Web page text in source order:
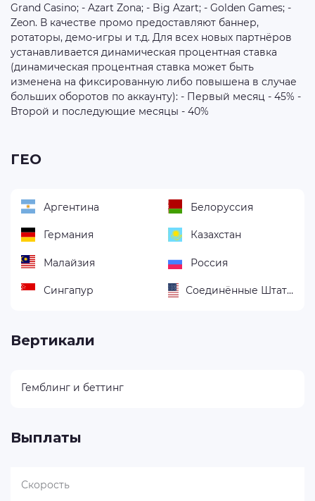
Grand Casino; - Azart Zona; - Big Azart; - Golden Games; -
Zeon. В качестве промо предоставляют баннер,
ротаторы, демо-игры и т.д. Для всех новых партнёров
устанавливается динамическая процентная ставка
(динамическая процентная ставка может быть
изменена на фиксированную либо повышена в случае
больших оборотов по аккаунту): - Первый месяц - 45% -
Второй и последующие месяцы - 40%
ГЕО
Аргентина Белоруссия
Германия Казахстан
Малайзия Россия
Сингапур Соединённые Штаты Америки
Вертикали
Гемблинг и беттинг
Выплаты
Скорость